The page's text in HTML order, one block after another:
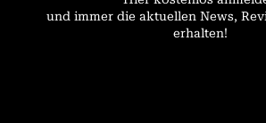
und immer die aktuellen News,
erhalten!